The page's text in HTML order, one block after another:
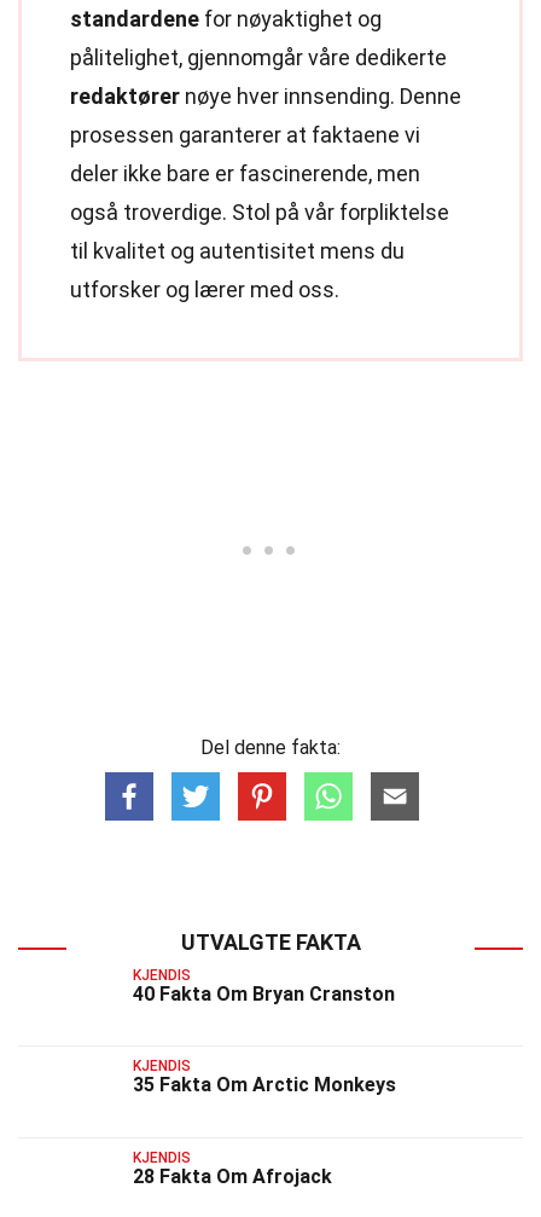
standardene for nøyaktighet og
pålitelighet, gjennomgår våre dedikerte
redaktører nøye hver innsending. Denne
prosessen garanterer at faktaene vi
deler ikke bare er fascinerende, men
også troverdige. Stol på vår forpliktelse
til kvalitet og autentisitet mens du
utforsker og lærer med oss.
Del denne fakta:
UTVALGTE FAKTA
KJENDIS
40 Fakta Om Bryan Cranston
KJENDIS
35 Fakta Om Arctic Monkeys
KJENDIS
28 Fakta Om Afrojack